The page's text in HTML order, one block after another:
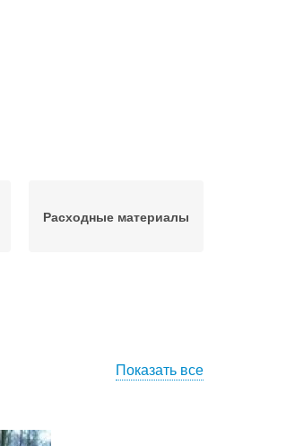
Расходные материалы
Показать все